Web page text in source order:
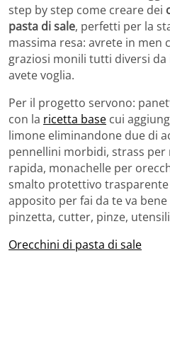
step by step come creare dei
pasta di sale, perfetti per la
massima resa: avrete in men
graziosi monili tutti diversi
avete voglia.
Per il progetto servono:
con la ricetta base cui
limone eliminandone due di
pennellini morbidi, strass per
rapida, monachelle per
smalto protettivo
apposito per fai da te va
pinzetta, cutter, pinze,
Orecchini di pasta di sale